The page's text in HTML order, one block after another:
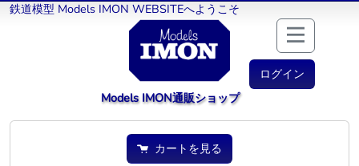
鉄道模型 Models IMON WEBSITEへようこそ
ログイン
Models IMON通販ショップ
カートを見る